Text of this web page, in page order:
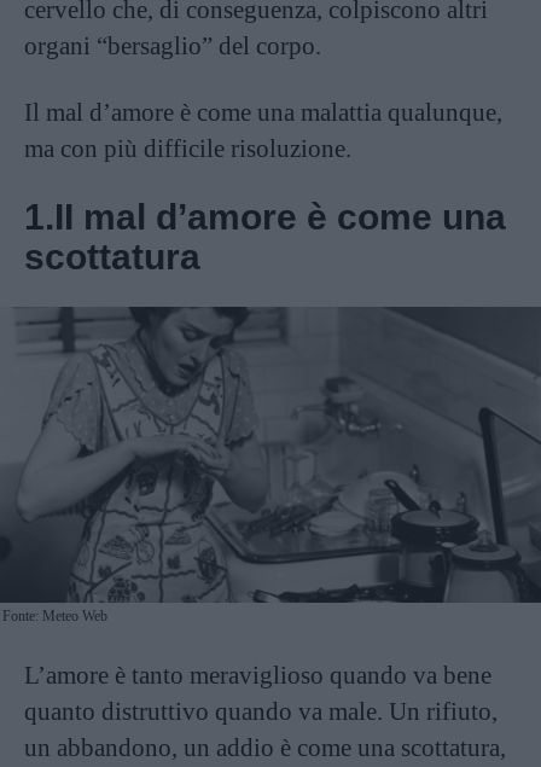
cervello che, di conseguenza, colpiscono altri
organi “bersaglio” del corpo.
Il mal d’amore è come una malattia qualunque,
ma con più difficile risoluzione.
1.II mal d’amore è come una
scottatura
Fonte: Meteo Web
L’amore è tanto meraviglioso quando va bene
quanto distruttivo quando va male. Un rifiuto,
un abbandono, un addio è come una scottatura,